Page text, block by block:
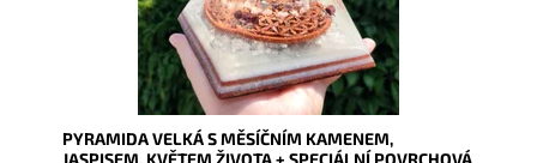
PYRAMIDA VELKÁ S MĚSÍČNÍM KAMENEM,